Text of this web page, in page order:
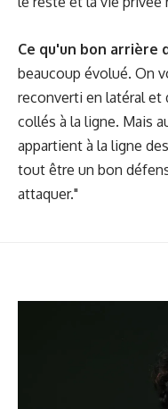
Ce qu'un bon arrière
beaucoup évolué. On
reconverti en latéral et
collés à la ligne. Mais
appartient à la ligne
tout être un bon
attaquer."